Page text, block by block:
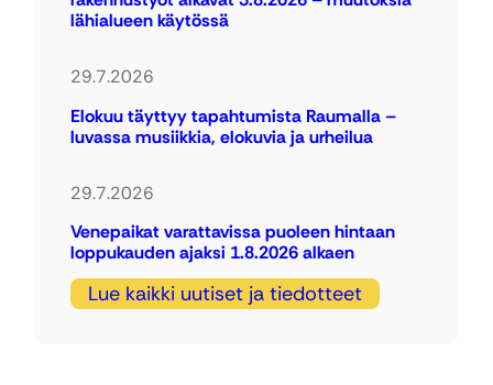
lähialueen käytössä
29.7.2026
Elokuu täyttyy tapahtumista Raumalla –
luvassa musiikkia, elokuvia ja urheilua
29.7.2026
Venepaikat varattavissa puoleen hintaan
loppukauden ajaksi 1.8.2026 alkaen
Lue kaikki uutiset ja tiedotteet